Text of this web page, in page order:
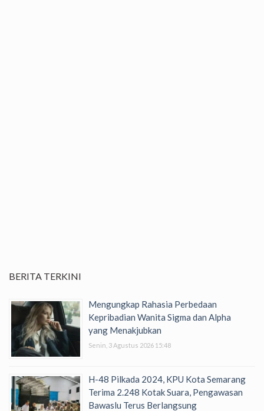
BERITA TERKINI
Mengungkap Rahasia Perbedaan
Kepribadian Wanita Sigma dan Alpha
yang Menakjubkan
Senin, 3 Agustus 2026 15:48
H-48 Pilkada 2024, KPU Kota Semarang
Terima 2.248 Kotak Suara, Pengawasan
Bawaslu Terus Berlangsung